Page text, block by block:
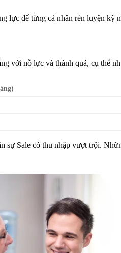
lực để từng cá nhân rèn luyện
với nỗ lực và thành quả, cụ thể
Sale có thu nhập vượt trội.